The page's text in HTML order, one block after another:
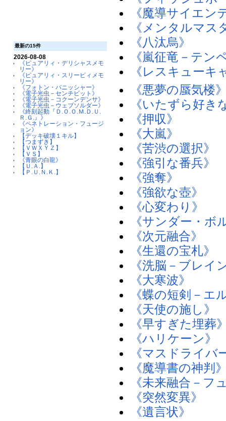
最新の15件
2026-08-08
《ピュアリィ・デリシャスメモ
リー》
《ピュアリィ・スリーピィメモ
リー》
《フォトン・バニッシャー》
《電子光虫－センチビット》
《電子光虫－コクーンデンサ》
《電子光虫－ウェブソルダー》
《終刻起動『Ｄ.Ｏ.Ｏ.Ｍ.Ｄ.Ｕ.
Ｒ.Ｇ.』》
《ペネトレーション・フュージ
ョン》
【デッキ破壊１キル】
【つまずき】
【ＶＷＸＹＺ】
【ＶＳ】
《青眼の白龍》
【Ｕ.Ａ.】
【Ｐ.Ｕ.Ｎ.Ｋ.】
《魔導サイエン
《メンタルマス
《八汰烏》
《嵐征竜－テン
《レスキューキ
《悪夢の蜃気楼
《いたずら好き
《押収》
《大嵐》
《苦渋の選択》
《強引な番兵》
《強奪》
《強欲な壺》
《心変わり》
《サンダー・ボ
《次元融合》
《生還の宝札》
《洗脳－ブレイ
《大寒波》
《蝶の短剣－エ
《天使の施し》
《早すぎた埋葬
《ハリケーン》
《マスドライバ
《魔導書の神判
《未来融合－フ
《突然変異》
《遺言状》